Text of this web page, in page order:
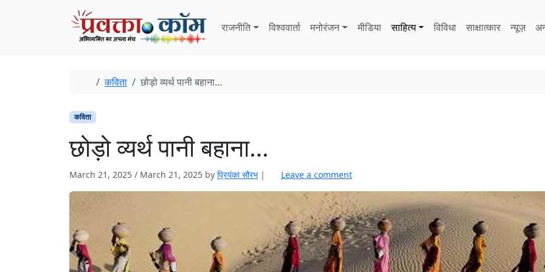
राजनीति
विश्ववार्ता मनोरंजन मीडिया साहित्‍य विविधा साक्षात्‍कार न्यूज़
Home
कविता छोड़ो व्यर्थ पानी बहाना…
कविता
छोड़ो व्यर्थ पानी बहाना…
March 21, 2025 / March 21, 2025 by प्रियंका सौरभ | Leave a comment